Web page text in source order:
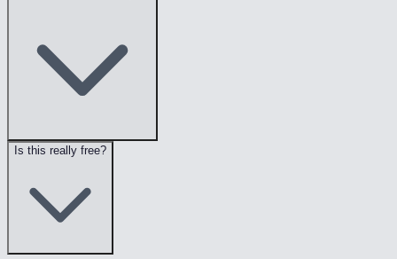
Is this really free?